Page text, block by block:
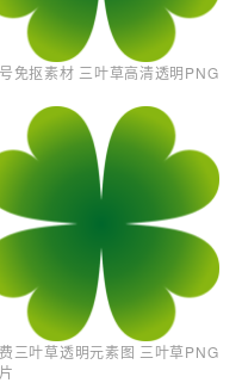
免抠素材 三叶草高清透明PNG
三叶草透明元素图 三叶草PNG